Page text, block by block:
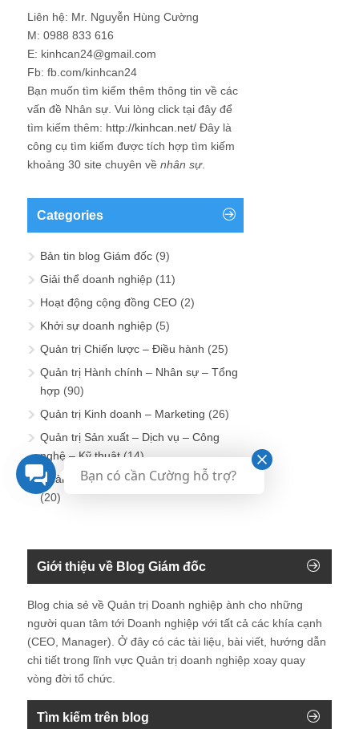
Liên hệ: Mr. Nguyễn Hùng Cường
M: 0988 833 616
E: kinhcan24@gmail.com
Fb: fb.com/kinhcan24
Bạn muốn tìm kiếm thêm thông tin về các
vấn đề Nhân sự. Vui lòng click tại đây để
tìm kiếm thêm: http://kinhcan.net/ Đây là
công cụ tìm kiếm được tích hợp tìm kiếm
khoảng 30 site chuyên về nhân sự.
Categories
Bản tin blog Giám đốc (9)
Giải thể doanh nghiệp (11)
Hoạt động cộng đồng CEO (2)
Khởi sự doanh nghiệp (5)
Quản trị Chiến lược – Điều hành (25)
Quản trị Hành chính – Nhân sự – Tổng
hợp (90)
Quản trị Kinh doanh – Marketing (26)
Quản trị Sản xuất – Dịch vụ – Công
nghệ – Kỹ thuật(14)
Quản trị Tài chính – Kế toán – Đầu tư
(20)
Giới thiệu về Blog Giám đốc
Blog chia sẻ về Quản trị Doanh nghiệp ành cho những
người quan tâm tới Doanh nghiệp với tất cả các khía cạnh
(CEO, Manager). Ở đây có các tài liệu, bài viết, hướng dẫn
chi tiết trong lĩnh vực Quản trị doanh nghiệp xoay quay
vòng đời tổ chức.
Tìm kiếm trên blog
Bạn có cần Cường hỗ trợ?